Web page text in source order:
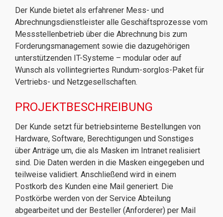
Der Kunde bietet als erfahrener Mess- und
Abrechnungsdienstleister alle Geschäftsprozesse vom
Messstellenbetrieb über die Abrechnung bis zum
Forderungsmanagement sowie die dazugehörigen
unterstützenden IT-Systeme – modular oder auf
Wunsch als vollintegriertes Rundum-sorglos-Paket für
Vertriebs- und Netzgesellschaften.
PROJEKTBESCHREIBUNG
Der Kunde setzt für betriebsinterne Bestellungen von
Hardware, Software, Berechtigungen und Sonstiges
über Anträge um, die als Masken im Intranet realisiert
sind. Die Daten werden in die Masken eingegeben und
teilweise validiert. Anschließend wird in einem
Postkorb des Kunden eine Mail generiert. Die
Postkörbe werden von der Service Abteilung
abgearbeitet und der Besteller (Anforderer) per Mail